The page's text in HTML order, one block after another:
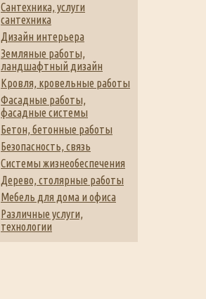
Сантехника, услуги
сантехника
Дизайн интерьера
Земляные работы,
ландшафтный дизайн
Кровля, кровельные работы
Фасадные работы,
фасадные системы
Бетон, бетонные работы
Безопасность, связь
Системы жизнеобеспечения
Дерево, столярные работы
Мебель для дома и офиса
Различные услуги,
технологии